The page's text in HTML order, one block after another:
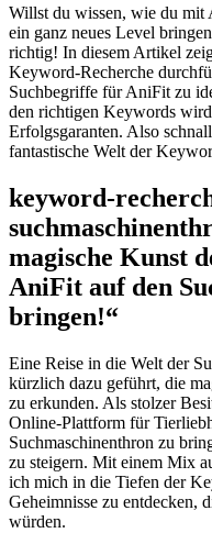
Willst du wissen, wie du​ mit⁤
ein ganz neues⁣ Level
richtig! In diesem ​Artikel
Keyword-Recherche‍
Suchbegriffe ‍für AniFit zu
den ⁣richtigen Keywords
Erfolgsgaranten. Also
⁣fantastische‌ Welt der
keyword-
magische Kunst
AniFit auf⁤ den⁢
bringen!“
Eine ⁢Reise⁤ in die Welt ‌der
kürzlich⁢ dazu ​geführt,⁣ die
zu erkunden. Als‌ stolzer⁤
Online-Plattform für⁣
Suchmaschinenthron zu
zu steigern. Mit einem Mix
ich mich in die Tiefen der
Geheimnisse zu entdecken,
würden.